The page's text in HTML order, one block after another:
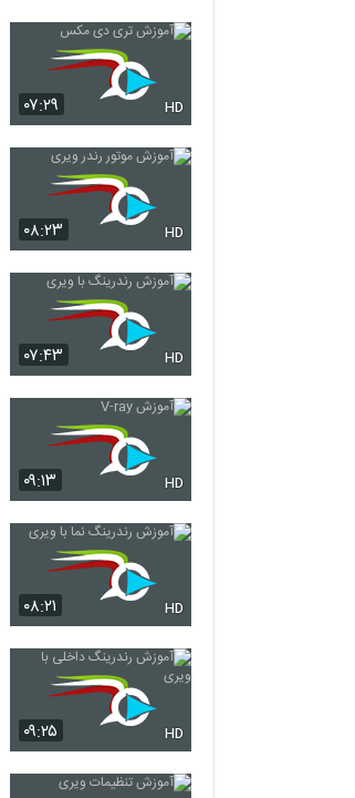
۰۷:۲۹ HD
۰۸:۲۳ HD
۰۷:۴۳ HD
۰۹:۱۳ HD
۰۸:۲۱ HD
۰۹:۲۵ HD